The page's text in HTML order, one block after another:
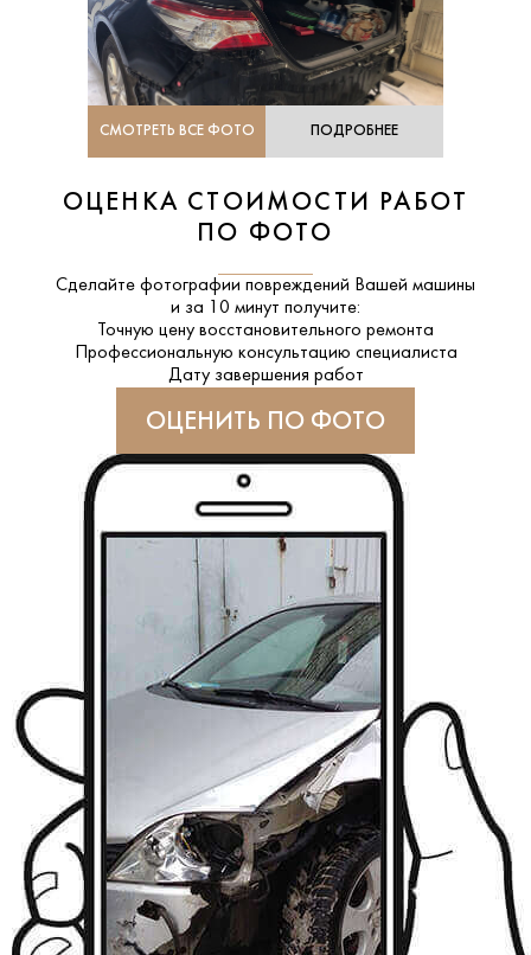
СМОТРЕТЬ ВСЕ ФОТО ПОДРОБНЕЕ
ОЦЕНКА СТОИМОСТИ РАБОТ
ПО ФОТО
Сделайте фотографии повреждений Вашей машины
и за
10 минут получите:
Точную цену восстановительного ремонта
Профессиональную консультацию специалиста
Дату завершения работ
ОЦЕНИТЬ ПО ФОТО